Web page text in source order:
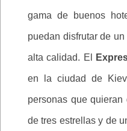
gama de buenos
puedan disfrutar de
alta calidad. El
en la ciudad de
personas que
de tres estrellas y de